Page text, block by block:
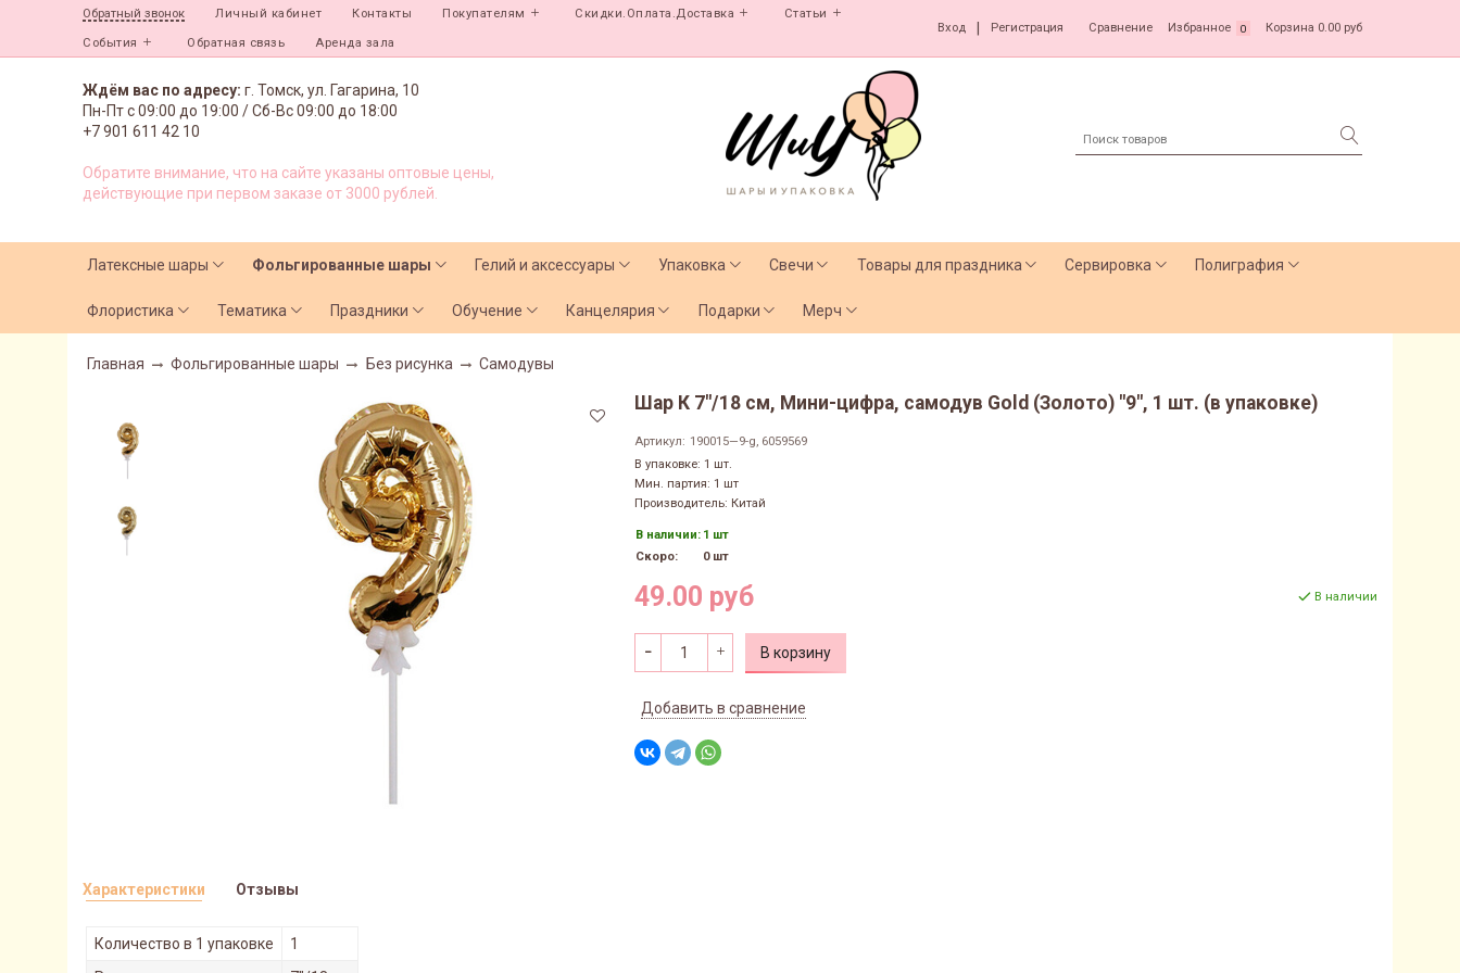
Обратный звонок Личный кабинет Контакты Покупателям Скидки.Оплата.Доставка Статьи
События Обратная связь Аренда зала
Вход Регистрация Сравнение Избранное 0 Корзина 0.00 руб
Ждём вас по адресу: г. Томск, ул. Гагарина, 10
Пн-Пт с09:00 до 19:00 /Сб-Вс 09:00 до 18:00
+7 901 611 42 10
Обратите внимание, что на сайте указаны оптовые цены,
действующие при первом заказе от 3000 рублей.
Латексные шары Фольгированные шары Гелий и аксессуары Упаковка Свечи Товары для праздника Сервировка Полиграфия
Флористика Тематика Праздники Обучение Канцелярия Подарки Мерч
Главная Фольгированные шары Без рисунка Самодувы
Шар К 7"/18 см, Мини-цифра, самодув Gold (Золото) "9", 1 шт. (в упаковке)
Артикул: 190015—9-g, 6059569
В упаковке: 1 шт.
Мин. партия: 1 шт
Производитель: Китай
В наличии: 1 шт
Скоро:
0 шт
49.00 руб В наличии
В корзину
Добавить в сравнение
Характеристики
Количество в 1 упаковке
1
Отзывы